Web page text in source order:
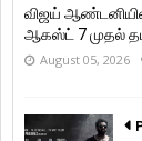
விஜய் ஆண்டனியின்
ஆகஸ்ட் 7 முதல்
August 05, 2026